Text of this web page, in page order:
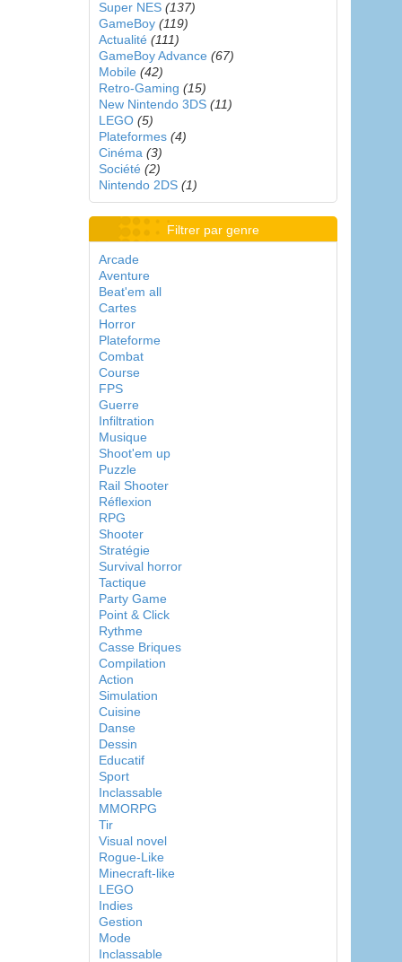
Super NES (137)
GameBoy (119)
Actualité (111)
GameBoy Advance (67)
Mobile (42)
Retro-Gaming (15)
New Nintendo 3DS (11)
LEGO (5)
Plateformes (4)
Cinéma (3)
Société (2)
Nintendo 2DS (1)
Filtrer par genre
Arcade
Aventure
Beat'em all
Cartes
Horror
Plateforme
Combat
Course
FPS
Guerre
Infiltration
Musique
Shoot'em up
Puzzle
Rail Shooter
Réflexion
RPG
Shooter
Stratégie
Survival horror
Tactique
Party Game
Point & Click
Rythme
Casse Briques
Compilation
Action
Simulation
Cuisine
Danse
Dessin
Educatif
Sport
Inclassable
MMORPG
Tir
Visual novel
Rogue-Like
Minecraft-like
LEGO
Indies
Gestion
Mode
Inclassable